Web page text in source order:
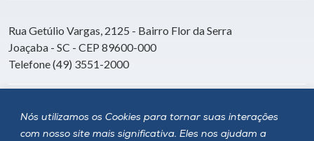
Nós utilizamos os Cookies para tornar suas interações
com nosso site mais significativa. Eles nos ajudam a
Rua Getúlio Vargas, 2125 - Bairro Flor da Serra
Joaçaba - SC - CEP 89600-000
Telefone (49) 3551-2000
Siga a Unoesc